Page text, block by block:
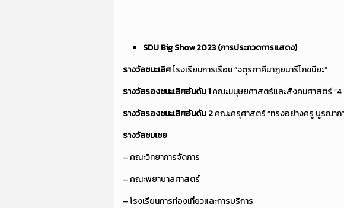
SDU Big Show 2023 (การประกวดการแสดง)
รางวัลชนะเลิศโรงเรียนการเรือน “จตุรภาคีนาฏยนารีโภชนียะ”
รางวัลรองชนะเลิศอันดับ1คณะมนุษยศาสตร์และสังคมศาสตร์ “4
รางวัลรองชนะเลิศอันดับ2คณะครุศาสตร์ “ทรงอย่างครู บูรณาก
รางวัลชมเชย
– คณะวิทยาการจัดการ
– คณะพยาบาลศาสตร์
– โรงเรียนการท่องเที่ยวและการบริการ